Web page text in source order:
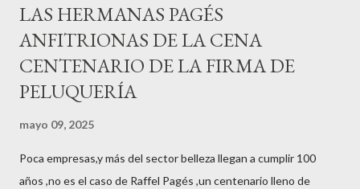
LAS HERMANAS PAGÉS
ANFITRIONAS DE LA CENA
CENTENARIO DE LA FIRMA DE
PELUQUERÍA
mayo 09, 2025
Poca empresas,y más del sector belleza llegan a cumplir 100
años ,no es el caso de Raffel Pagés ,un centenario lleno de